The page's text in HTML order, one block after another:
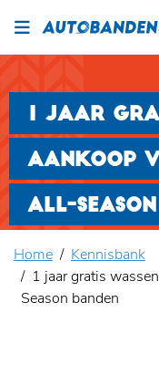
1 JAAR
AANKOOP
ALL-
Home
Kennisbank
1 jaar gratis
Season banden